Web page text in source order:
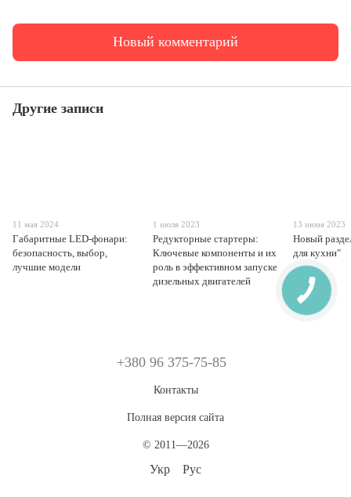
Новый комментарий
Другие записи
11 мая 2024
Габаритные LED-фонари:
безопасность, выбор,
лучшие модели
1 июля 2023
Редукторные стартеры:
Ключевые компоненты и их
роль в эффективном запуске
дизельных двигателей
13 июня 2023
Новый
для кухни"
+380 96 375-75-85
Контакты
Полная версия сайта
© 2011—2026
Укр Рус